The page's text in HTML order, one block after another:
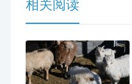
相关阅读